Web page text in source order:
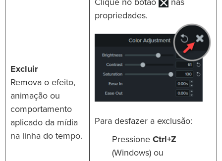
Excluir
Remova o efeito,
animação ou
comportamento
aplicado da mídia
na linha do tempo.
Clique no botão
nas
propriedades.
Para desfazer a exclusão:
Pressione Ctrl+Z
(Windows) ou